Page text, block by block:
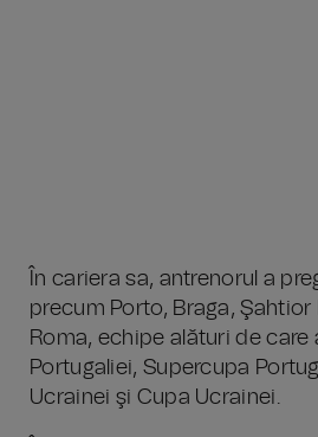
În cariera sa, antrenorul a
precum Porto, Braga, Şahtior
Roma, echipe alături de care
Portugaliei, Supercupa
Ucrainei şi Cupa Ucrainei.